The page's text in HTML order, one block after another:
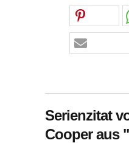
Serienzitat
Cooper aus